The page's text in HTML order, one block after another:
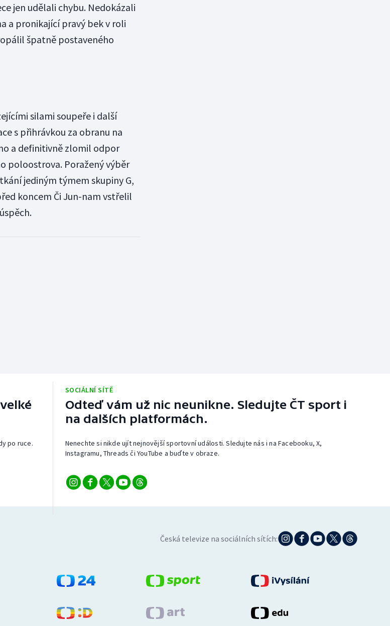
jen udělali chybu. Nedokázali
a pronikající pravý bek v roli
špatně postaveného
silami soupeře i další
s přihrávkou za obranu na
a definitivně zlomil odpor
poloostrova. Poražený výběr
jediným týmem skupiny G,
koncem Či Jun-nam vstřelil
po ruce.
SOCIÁLNÍ SÍTĚ
Odteď vám už nic neunikne. Sledujte ČT sport i
na dalších platformách.
Nenechte si nikde ujít nejnovější sportovní události. Sledujte nás i na Facebooku, X,
Instagramu, Threads či YouTube a buďte v obraze.
Česká televize na sociálních sítích: